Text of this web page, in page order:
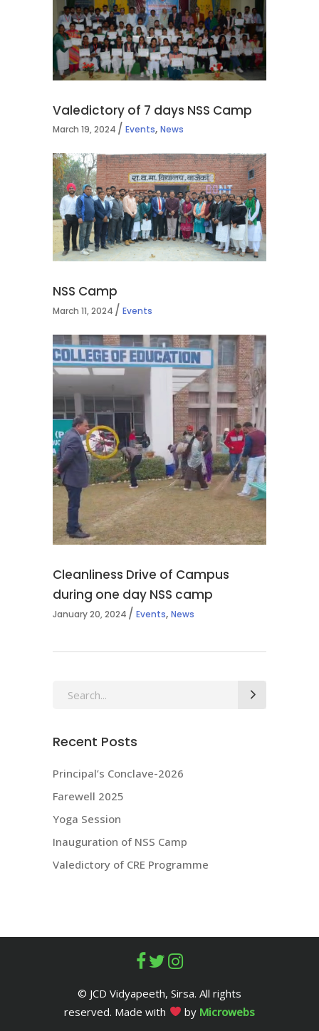
Valedictory of 7 days NSS Camp
March 19, 2024 Events, News
NSS Camp
March 11, 2024 Events
Cleanliness Drive of Campus
during one day NSS camp
January 20, 2024 Events, News
Search
Recent Posts
Principal’s Conclave-2026
Farewell 2025
Yoga Session
Inauguration of NSS Camp
Valedictory of CRE Programme
© JCD Vidyapeeth, Sirsa. All rights
reserved. Made with
by Microwebs